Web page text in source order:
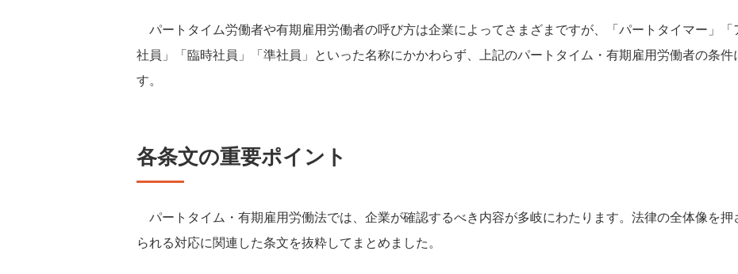
パートタイム労働者や有期雇用労働者の呼び方は企業によってさまざまですが、「パートタイマー」
社員」「臨時社員」「準社員」といった名称にかかわらず、上記のパートタイム・有期雇用労働者の条
す。
各条文の重要ポイント
パートタイム・有期雇用労働法では、企業が確認するべき内容が多岐にわたります。法律の全体像を
られる対応に関連した条文を抜粋してまとめました。